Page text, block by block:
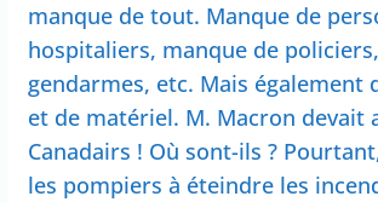
manque de tout. Manque de
hospitaliers, manque de
gendarmes, etc. Mais également
et de matériel. M. Macron devait
Canadairs ! Où sont-ils ?
les pompiers à éteindre les